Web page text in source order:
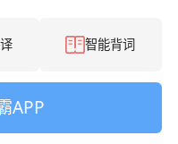
智能背词
APP